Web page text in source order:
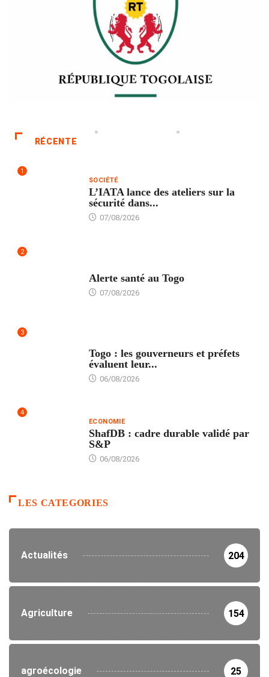
RÉCENTE
1
SOCIÉTÉ
L’IATA lance des ateliers sur la
sécurité dans...
07/08/2026
2
Alerte santé au Togo
07/08/2026
3
Togo : les gouverneurs et préfets
évaluent leur...
06/08/2026
4
ECONOMIE
ShafDB : cadre durable validé par
S&P
06/08/2026
LES CATEGORIES
Actualités 204
Agriculture 154
agroécologie 25